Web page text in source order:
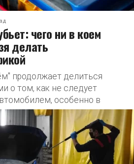
чего ни в коем
делать
продолжает делиться
о том, как не следует
особенно в
и аккумулятора